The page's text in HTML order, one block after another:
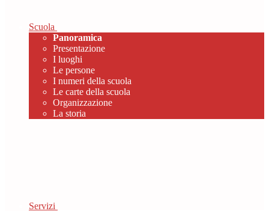
Scuola
Panoramica
Presentazione
I luoghi
Le persone
I numeri della scuola
Le carte della scuola
Organizzazione
La storia
Servizi